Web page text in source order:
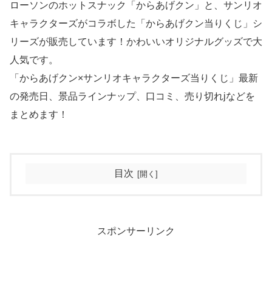
ローソンのホットスナック「からあげクン」と、サンリオ
キャラクターズがコラボした「からあげクン当りくじ」シ
リーズが販売しています！かわいいオリジナルグッズで大
人気です。
「からあげクン×サンリオキャラクターズ当りくじ」最新
の発売日、景品ラインナップ、口コミ、売り切れjなどを
まとめます！
目次
スポンサーリンク